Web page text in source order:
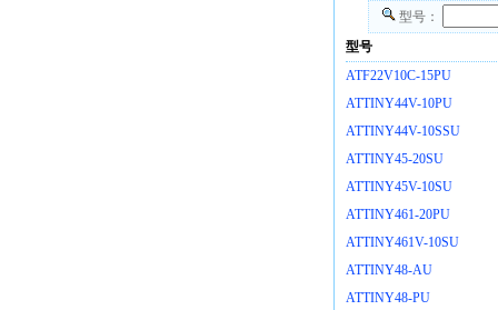
型号：
型号
ATF22V10C-15PU
ATTINY44V-10PU
ATTINY44V-10SSU
ATTINY45-20SU
ATTINY45V-10SU
ATTINY461-20PU
ATTINY461V-10SU
ATTINY48-AU
ATTINY48-PU